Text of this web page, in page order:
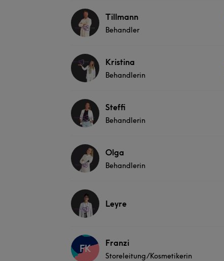
Tillmann
Behandler
Kristina
Behandlerin
Steffi
Behandlerin
Olga
Behandlerin
Leyre
FK Franzi
Storeleitung/Kosmetikerin